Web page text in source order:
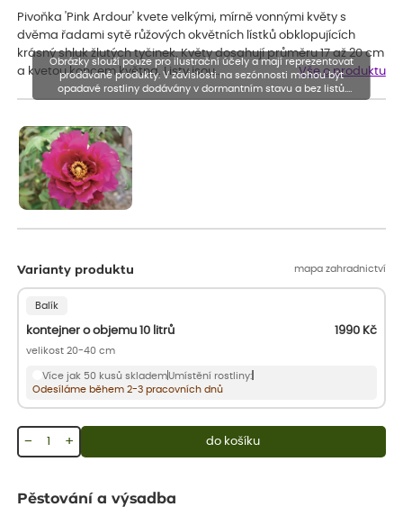
Pivoňka 'Pink Ardour' kvete velkými, mírně vonnými květy s
dvěma řadami sytě růžových okvětních lístků obklopujících
krásný shluk žlutých tyčinek. Květy dosahují průměru 17 až 20 cm
a kvetou koncem května. Listy jsou…
Vše o produktu
Varianty produktu mapa zahradnictví
Balík
kontejner o objemu 10 litrů 1990 Kč
velikost 20-40 cm
Více jak 50 kusů sklademUmístění rostliny:
Odesíláme během 2-3 pracovních dnů
+
− do košíku
Obrázky slouží pouze pro ilustrační účely a mají reprezentovat
prodávané produkty. V závislosti na sezónnosti mohou být
opadavé rostliny dodávány v dormantním stavu a bez listů.
Rostliny mohou být také sestřiženy níže, než je uvedená výška,
Pěstování a výsadba